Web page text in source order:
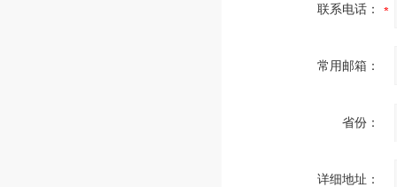
联系电话：
常用邮箱：
省份：
详细地址：